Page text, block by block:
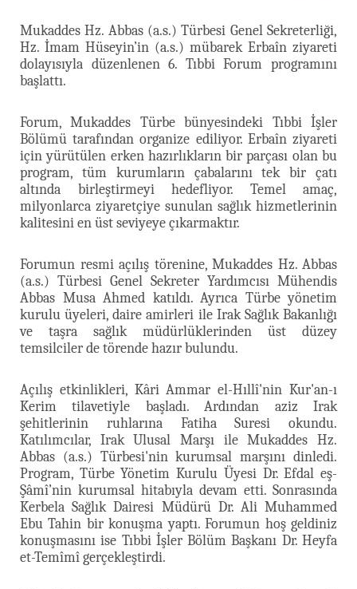
Mukaddes Hz. Abbas (a.s.) Türbesi Genel Sekreterliği,
Hz. İmam Hüseyin’in (a.s.) mübarek Erbaîn ziyareti
dolayısıyla düzenlenen 6. Tıbbi Forum programını
başlattı.
Forum, Mukaddes Türbe bünyesindeki Tıbbi İşler
Bölümü tarafından organize ediliyor. Erbaîn ziyareti
için yürütülen erken hazırlıkların bir parçası olan bu
program, tüm kurumların çabalarını tek bir çatı
altında birleştirmeyi hedefliyor. Temel amaç,
milyonlarca ziyaretçiye sunulan sağlık hizmetlerinin
kalitesini en üst seviyeye çıkarmaktır.
Forumun resmi açılış törenine, Mukaddes Hz. Abbas
(a.s.) Türbesi Genel Sekreter Yardımcısı Mühendis
Abbas Musa Ahmed katıldı. Ayrıca Türbe yönetim
kurulu üyeleri, daire amirleri ile Irak Sağlık Bakanlığı
ve taşra sağlık müdürlüklerinden üst düzey
temsilciler de törende hazır bulundu.
Açılış etkinlikleri, Kâri Ammar el-Hıllî'nin Kur'an-ı
Kerim tilavetiyle başladı. Ardından aziz Irak
şehitlerinin ruhlarına Fatiha Suresi okundu.
Katılımcılar, Irak Ulusal Marşı ile Mukaddes Hz.
Abbas (a.s.) Türbesi'nin kurumsal marşını dinledi.
Program, Türbe Yönetim Kurulu Üyesi Dr. Efdal eş-
Şâmî’nin kurumsal hitabıyla devam etti. Sonrasında
Kerbela Sağlık Dairesi Müdürü Dr. Ali Muhammed
Ebu Tahin bir konuşma yaptı. Forumun hoş geldiniz
konuşmasını ise Tıbbi İşler Bölüm Başkanı Dr. Heyfa
et-Temîmî gerçekleştirdi.